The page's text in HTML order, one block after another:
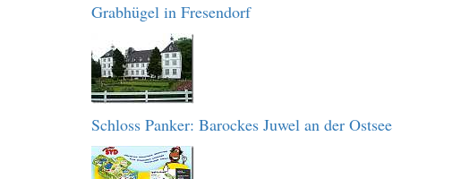
Grabhügel in Fresendorf
Schloss Panker: Barockes Juwel an der Ostsee